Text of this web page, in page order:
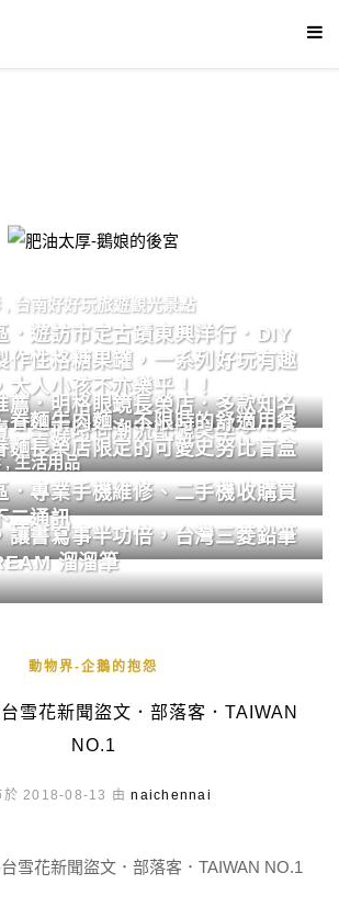
肥油太厚-鵝娘的後宮
台南好好玩旅遊觀光景點
．遊訪市定古蹟東興洋行．DIY
作性格糖果罐，一系列好玩有趣
大人小孩不亦樂乎！！
薦．明格眼鏡長榮店．多款知名
．掌握時尚潮流配鏡美學。
眷麵牛肉麵．不限時的舒適用餐
麵長榮店限定的可愛史努比盲盒
,生活用品
．專業手機維修、二手機收購買
二通訊
讓書寫事半功倍，台灣三菱鉛筆
溜溜筆
動物界-企鵝的抱怨
雪花新聞盜文．部落客．TAIWAN
NO.1
於 2018-08-13 由naichennai